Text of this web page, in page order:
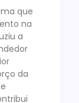
que
na
a
da